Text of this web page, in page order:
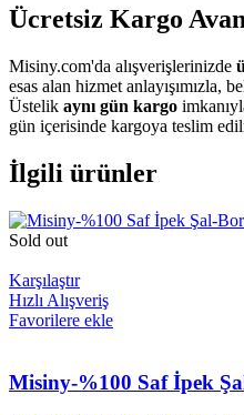
Ücretsiz Kargo
Misiny.com'da alışverişlerinizde
esas alan hizmet anlayışımızla,
Üstelik aynı gün kargo
gün içerisinde kargoya teslim
İlgili ürünler
Sold out
Karşılaştır
Hızlı Alışveriş
Favorilere ekle
Misiny-%100 Saf İpek